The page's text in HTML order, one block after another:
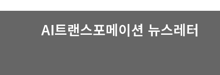
AI트랜스포메이션 뉴스레터